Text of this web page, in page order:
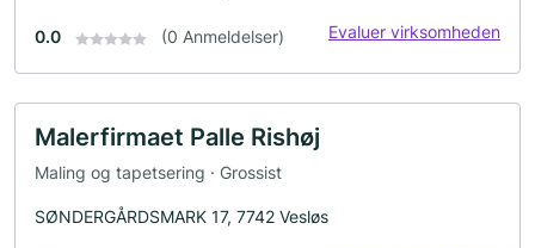
0.0 (0 Anmeldelser) Evaluer virksomheden
Malerfirmaet Palle Rishøj
Maling og tapetsering · Grossist
SØNDERGÅRDSMARK 17, 7742 Vesløs